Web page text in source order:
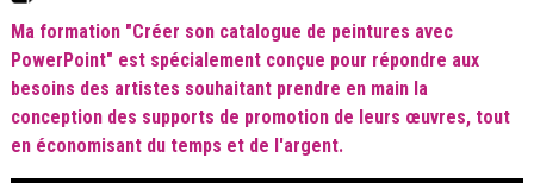
Ma formation "Créer son catalogue de peintures avec
PowerPoint" est spécialement conçue pour répondre aux
besoins des artistes souhaitant prendre en main la
conception des supports de promotion de leurs œuvres, tout
en économisant du temps et de l'argent.